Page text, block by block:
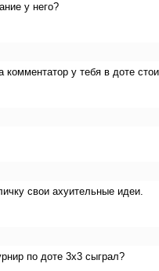
у него?
у тебя в доте
свои ахуительные идеи.
по доте 3х3 сыграл?